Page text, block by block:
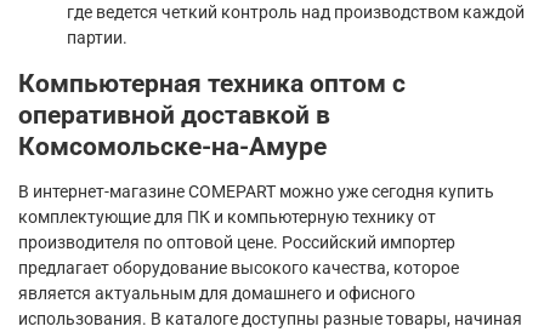
где ведется четкий контроль над производством каждой
партии.
Компьютерная техника оптом с
оперативной доставкой в
Комсомольске-на-Амуре
В интернет-магазине COMEPART можно уже сегодня купить
комплектующие для ПК и компьютерную технику от
производителя по оптовой цене. Российский импортер
предлагает оборудование высокого качества, которое
является актуальным для домашнего и офисного
использования. В каталоге доступны разные товары, начиная